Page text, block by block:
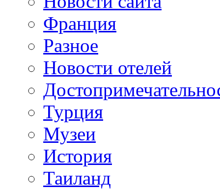
Франция
Разное
Новости отелей
Турция
Музеи
История
Таиланд